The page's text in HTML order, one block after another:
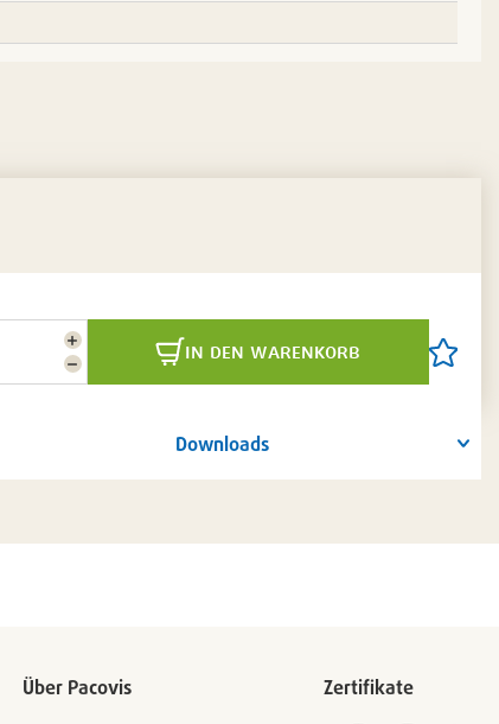
Menge
reduzieren
Menge
erhöhen
in den warenkorb
Artikel
Downloads
Über Pacovis Zertifikate